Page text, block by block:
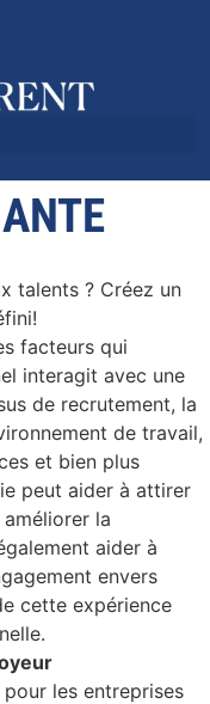
talents ? Créez un
facteurs qui
interagit avec une
de recrutement, la
de travail,
et bien plus
peut aider à attirer
la
aider à
envers
cette expérience
les entreprises